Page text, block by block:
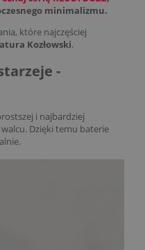
minimalizmu.
które najczęściej
Kozłowski.
-
i najbardziej
Dzięki temu baterie